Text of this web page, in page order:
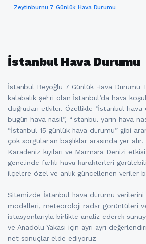
Zeytinburnu 7 Günlük Hava Durumu
İstanbul Hava Durumu
İstanbul Beyoğlu 7 Günlük Hava Durumu
kalabalık şehri olan İstanbul’da hava
doğrudan etkiler. Özellikle “İstanbul hava
bugün hava nasıl”, “İstanbul yarın hava
“İstanbul 15 günlük hava durumu” gibi
çok sorgulanan başlıklar arasında yer alır.
Karadeniz kıyıları ve Marmara Denizi
genelinde farklı hava karakterleri
ilçelere özel ve anlık güncellenen veriler
Sitemizde İstanbul hava durumu verilerini
modelleri, meteoroloji radar görüntüleri
istasyonlarıyla birlikte analiz ederek
ve Anadolu Yakası için ayrı ayrı
net sonuçlar elde ediyoruz.